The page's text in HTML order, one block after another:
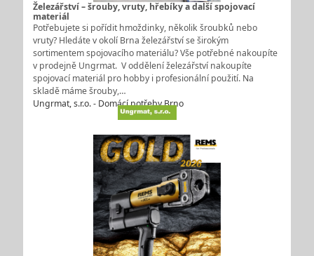
Železářství – šrouby, vruty, hřebíky a další spojovací
materiál
Potřebujete si pořídit hmoždinky, několik šroubků nebo
vruty? Hledáte v okolí Brna železářství se širokým
sortimentem spojovacího materiálu? Vše potřebné nakoupíte
v prodejně Ungrmat. V oddělení železářství nakoupíte
spojovací materiál pro hobby i profesionální použití. Na
skladě máme šrouby,…
Ungrmat, s.r.o. - Domácí potřeby Brno